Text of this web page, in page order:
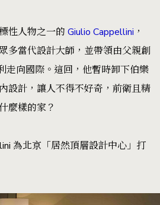
性人物之一的 Giulio Cappellini ，
多當代設計大師，並帶領由父親創
走向國際。這回，他暫時卸下伯樂
設計，讓人不得不好奇，前衛且精
麼樣的家？
為北京「居然頂層設計中心」打